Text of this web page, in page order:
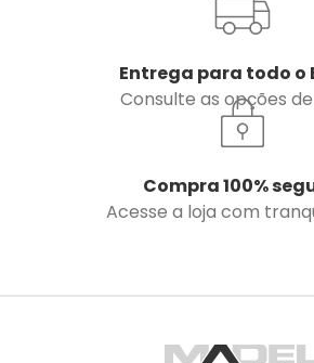
Entrega para todo o
Consulte as opções
Compra 100%
Acesse a loja com